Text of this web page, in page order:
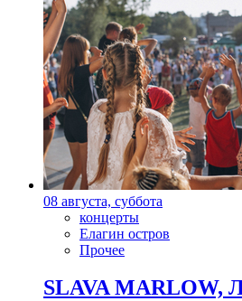
08 августа, суббота
концерты
Елагин остров
Прочее
SLAVA MARLOW,